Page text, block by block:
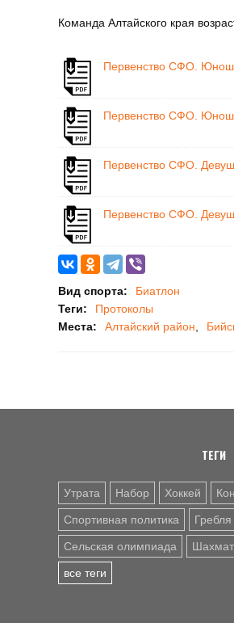
Команда Алтайского края
Первенство СФО.
Первенство СФО.
Первенство СФО.
Первенство СФО.
Вид спорта:
Биатлон
Теги:
Протоколы
Места:
Алтайский район
ТЕГИ
Утрата Набор Хоккей
Спортивная политика
Сельская олимпиада
все теги